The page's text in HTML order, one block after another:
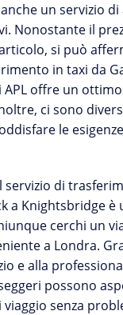
un servizio
Nonostante il
si può
in taxi da
APL offre un
ci sono
le
servizio di
a Knightsbridge è
cerchi un
a Londra.
e alla
possono
senza